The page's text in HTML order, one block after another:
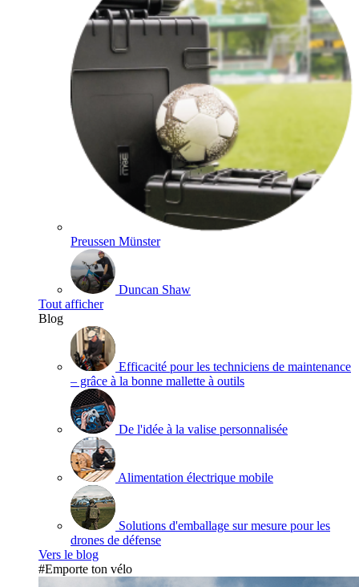
Preussen Münster
Duncan Shaw
Tout afficher
Blog
Efficacité pour les techniciens de maintenance
– grâce à la bonne mallette à outils
De l'idée à la valise personnalisée
Alimentation électrique mobile
Solutions d'emballage sur mesure pour les
drones de défense
Vers le blog
#Emporte ton vélo